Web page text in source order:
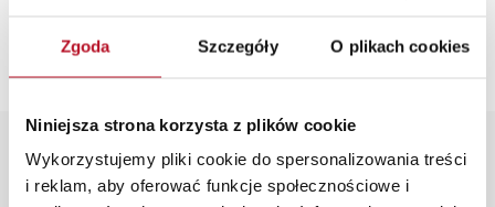
Zgoda Szczegóły O plikach cookies
Niniejsza strona korzysta z plików cookie
Wykorzystujemy pliki cookie do spersonalizowania treści
i reklam, aby oferować funkcje społecznościowe i
Opis produktu